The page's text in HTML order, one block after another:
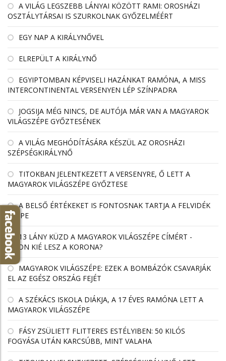
A VILÁG LEGSZEBB LÁNYAI KÖZÖTT RAMI: OROSHÁZI
OSZTÁLYTÁRSAI IS SZURKOLNAK GYŐZELMÉÉRT
EGY NAP A KIRÁLYNŐVEL
ELREPÜLT A KIRÁLYNŐ
EGYIPTOMBAN KÉPVISELI HAZÁNKAT RAMÓNA, A MISS
INTERCONTINENTAL VERSENYEN LÉP SZÍNPADRA
JOGSIJA MÉG NINCS, DE AUTÓJA MÁR VAN A MAGYAROK
VILÁGSZÉPE GYŐZTESÉNEK
A VILÁG MEGHÓDÍTÁSÁRA KÉSZÜL AZ OROSHÁZI
SZÉPSÉGKIRÁLYNŐ
TITOKBAN JELENTKEZETT A VERSENYRE, Ő LETT A
MAGYAROK VILÁGSZÉPE GYŐZTESE
A BELSŐ ÉRTÉKEKET IS FONTOSNAK TARTJA A FELVIDÉK
SZÉPE
13 LÁNY KÜZD A MAGYAROK VILÁGSZÉPE CÍMÉRT -
VAJON KIÉ LESZ A KORONA?
MAGYAROK VILÁGSZÉPE: EZEK A BOMBÁZÓK CSAVARJÁK
EL AZ EGÉSZ ORSZÁG FEJÉT
A SZÉKÁCS ISKOLA DIÁKJA, A 17 ÉVES RAMÓNA LETT A
MAGYAROK VILÁGSZÉPE
FÁSY ZSÜLIETT FLITTERES ESTÉLYIBEN: 50 KILÓS
FOGYÁSA UTÁN KARCSÚBB, MINT VALAHA